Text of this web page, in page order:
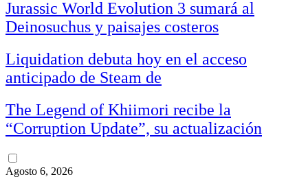
Jurassic World Evolution 3 sumará al
Deinosuchus y paisajes costeros
Liquidation debuta hoy en el acceso
anticipado de Steam de
The Legend of Khiimori recibe la
“Corruption Update”, su actualización
Agosto 6, 2026